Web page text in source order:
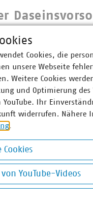
Bayern bewertet die
mit Leben -
Bayern bewertet die
Cookies, die
unsere Webseite
Weitere Cookies
und Optimierung
Ihr
widerrufen. Nähere
.
Cookies
YouTube-Videos
Videos